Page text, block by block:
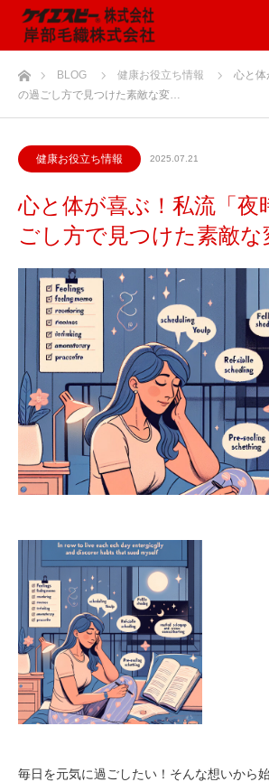
ホームBLOG 健康お役立ち情報
心と体
の過ごし方で見つけた素敵な変…
健康お役立ち情報 2025.07.21
心と体が喜ぶ！私流「夜
ごし方で見つけた素敵な
毎日を元気に過ごしたい！そんな想いから